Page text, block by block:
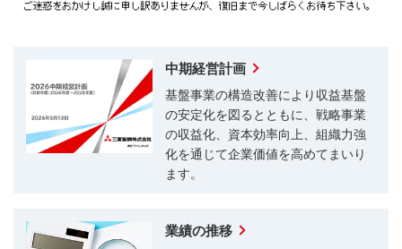
中期経営計画
基盤事業の構造改善により収益基盤
の安定化を図るとともに、戦略事業
の収益化、資本効率向上、組織力強
化を通じて企業価値を高めてまいり
ます。
業績の推移